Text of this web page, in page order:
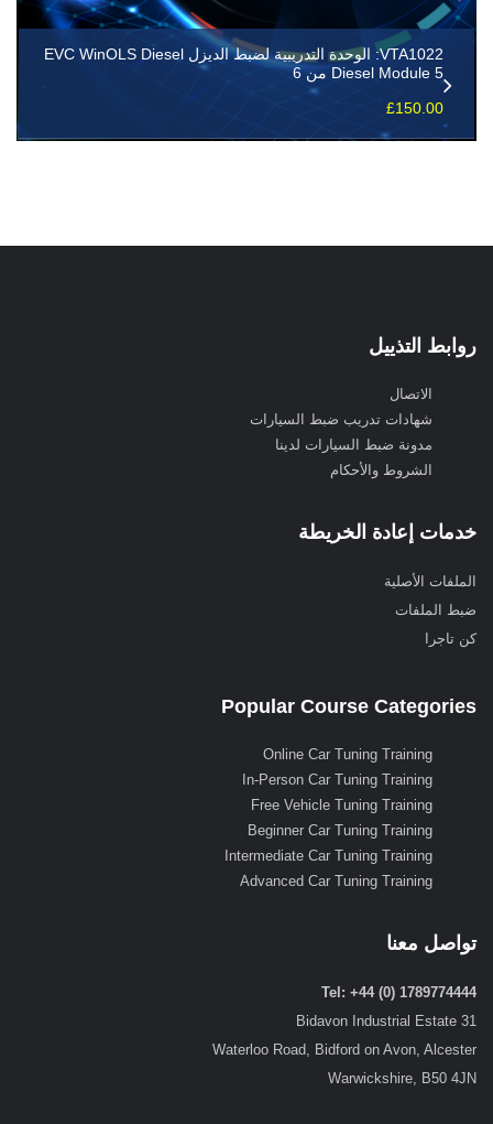
VTA1022: الوحدة التدريبية لضبط الديزل EVC WinOLS Diesel
Diesel Module 5 من 6
£150.00
روابط التذييل
الاتصال
شهادات تدريب ضبط السيارات
مدونة ضبط السيارات لدينا
الشروط والأحكام
خدمات إعادة الخريطة
الملفات الأصلية
ضبط الملفات
كن تاجرا
Popular Course Categories
Online Car Tuning Training
In-Person Car Tuning Training
Free Vehicle Tuning Training
Beginner Car Tuning Training
Intermediate Car Tuning Training
Advanced Car Tuning Training
تواصل معنا
Tel: +44 (0) 1789774444
31 Bidavon Industrial Estate
Waterloo Road, Bidford on Avon, Alcester
Warwickshire, B50 4JN